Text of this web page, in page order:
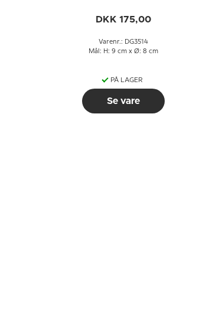
DKK 175,00
Varenr.: DG3514
Mål: H: 9 cm x Ø: 8 cm
PÅ LAGER
Se vare